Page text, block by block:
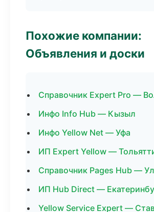
Похожие компании:
Объявления и доски
Справочник Expert Pro —
Инфо Info Hub — Кызыл
Инфо Yellow Net — Уфа
ИП Expert Yellow —
Справочник Pages Hub —
ИП Hub Direct —
Yellow Service Expert —